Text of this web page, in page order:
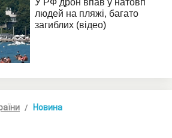
Новина